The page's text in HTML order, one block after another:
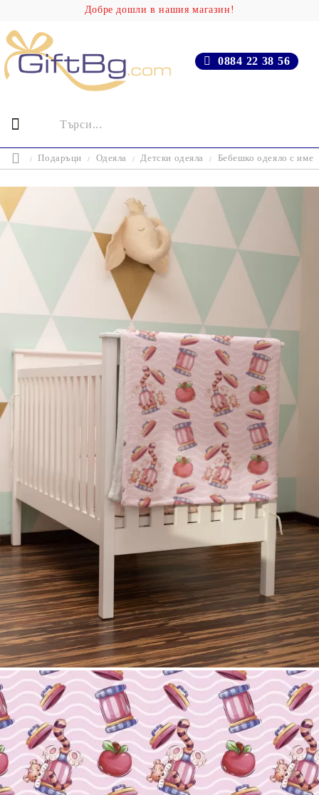
Добре дошли в нашия магазин!
0884 22 38 56
Подаръци Одеяла Детски одеяла Бебешко одеяло с име
Сподели Tweet
Марка: GiftBG